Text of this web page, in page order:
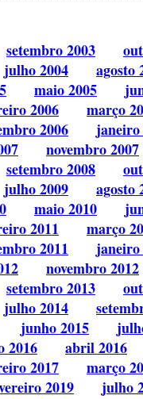
setembro 2003
julho 2004 agosto
maio 2005
2006 março
2006 janeiro
novembro 2007
setembro 2008
julho 2009 agosto
maio 2010
2011 março
2011 janeiro
novembro 2012
setembro 2013
julho 2014
junho 2015
2016 abril 2016
2017 março
2019 julho